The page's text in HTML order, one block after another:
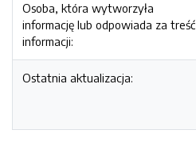
Osoba, która wytworzyła
informację lub odpowiada za treść
informacji:
Ostatnia aktualizacja: